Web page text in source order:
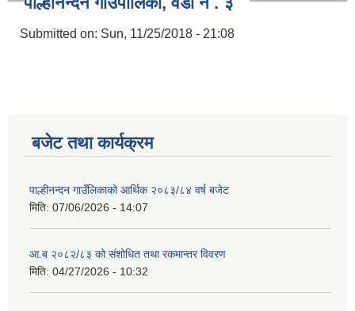
Submitted on: Sun, 11/25/2018 - 21:08
बजेट तथा कार्यक्रम
पाल्हीनन्दन गाउँलिकाको आर्थिक २०८३/८४ वर्ष बजेट
मिति: 07/06/2026 - 14:07
आ.ब २०८२/८३ को संशोधित तथा रकमान्तर विवरण
मिति: 04/27/2026 - 10:32